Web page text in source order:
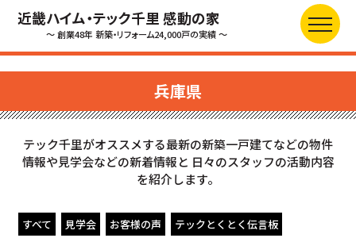
近畿ハイム・テック千里 感動の家
～ 創業48年 新築・リフォーム24,000戸の実績 ～
兵庫県
テック千里がオススメする最新の新築一戸建てなどの物件
情報や見学会などの新着情報と 日々のスタッフの活動内容
を紹介します。
すべて 見学会 お客様の声
テックとくとく伝言板